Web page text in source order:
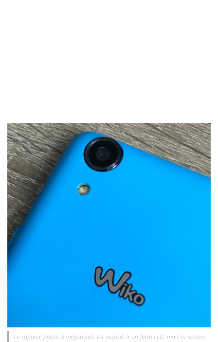
Le capteur photo 8 mégapixels est associé à un flash LED, mais la section